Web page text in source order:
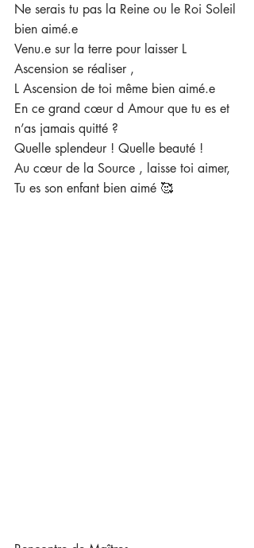
Ne serais tu pas la Reine ou le Roi Soleil
bien aimé.e
Venu.e sur la terre pour laisser L
Ascension se réaliser ,
L Ascension de toi même bien aimé.e
En ce grand cœur d Amour que tu es et
n’as jamais quitté ?
Quelle splendeur ! Quelle beauté !
Au cœur de la Source , laisse toi aimer,
Tu es son enfant bien aimé 🥰